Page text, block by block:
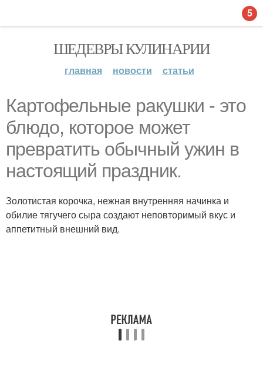
ШЕДЕВРЫ КУЛИНАРИИ
главная новости статьи
Картофельные ракушки - это
блюдо, которое может
превратить обычный ужин в
настоящий праздник.
Золотистая корочка, нежная внутренняя начинка и
обилие тягучего сыра создают неповторимый вкус и
аппетитный внешний вид.
5